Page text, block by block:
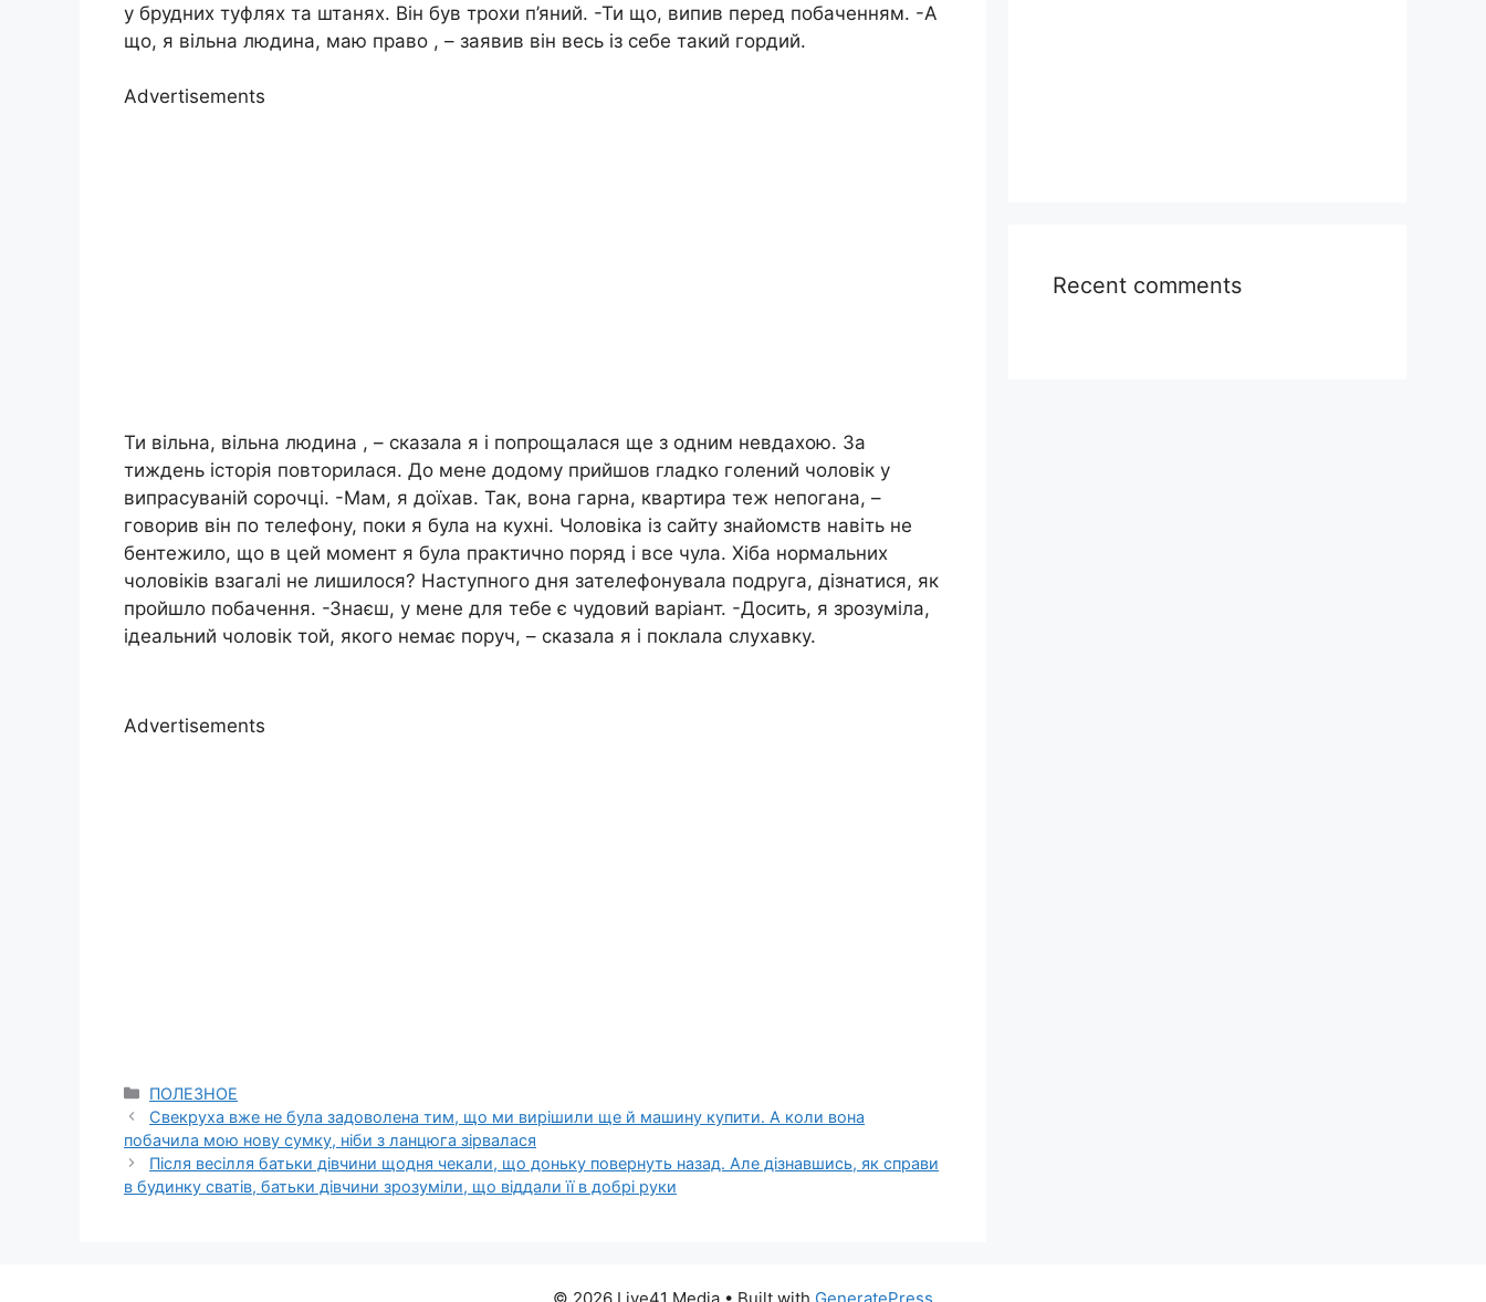
у брудних туфлях та штанях. Він був трохи п’яний. -Ти що, випив перед побаченням. -А
що, я вільна людина, маю право , – заявив він весь із себе такий гордий.
Advertisements
Ти вільна, вільна людина , – сказала я і попрощалася ще з одним невдахою. За
тиждень історія повторилася. До мене додому прийшов гладко голений чоловік у
випрасуваній сорочці. -Мам, я доїхав. Так, вона гарна, квартира теж непогана, –
говорив він по телефону, поки я була на кухні. Чоловіка із сайту знайомств навіть не
бентежило, що в цей момент я була практично поряд і все чула. Хіба нормальних
чоловіків взагалі не лишилося? Наступного дня зателефонувала подруга, дізнатися, як
пройшло побачення. -Знаєш, у мене для тебе є чудовий варіант. -Досить, я зрозуміла,
ідеальний чоловік той, якого немає поруч, – сказала я і поклала слухавку.
Advertisements
Categories
ПОЛЕЗНОЕ
Свекруха вже не була задоволена тим, що ми вирішили ще й машину купити. А коли вона
побачила мою нову сумку, ніби з ланцюга зірвалася
Після весілля батьки дівчини щодня чекали, що доньку повернуть назад. Але дізнавшись, як справи
в будинку сватів, батьки дівчини зрозуміли, що віддали її в добрі руки
Recent comments
© 2026 Live41 Media • Built with GeneratePress